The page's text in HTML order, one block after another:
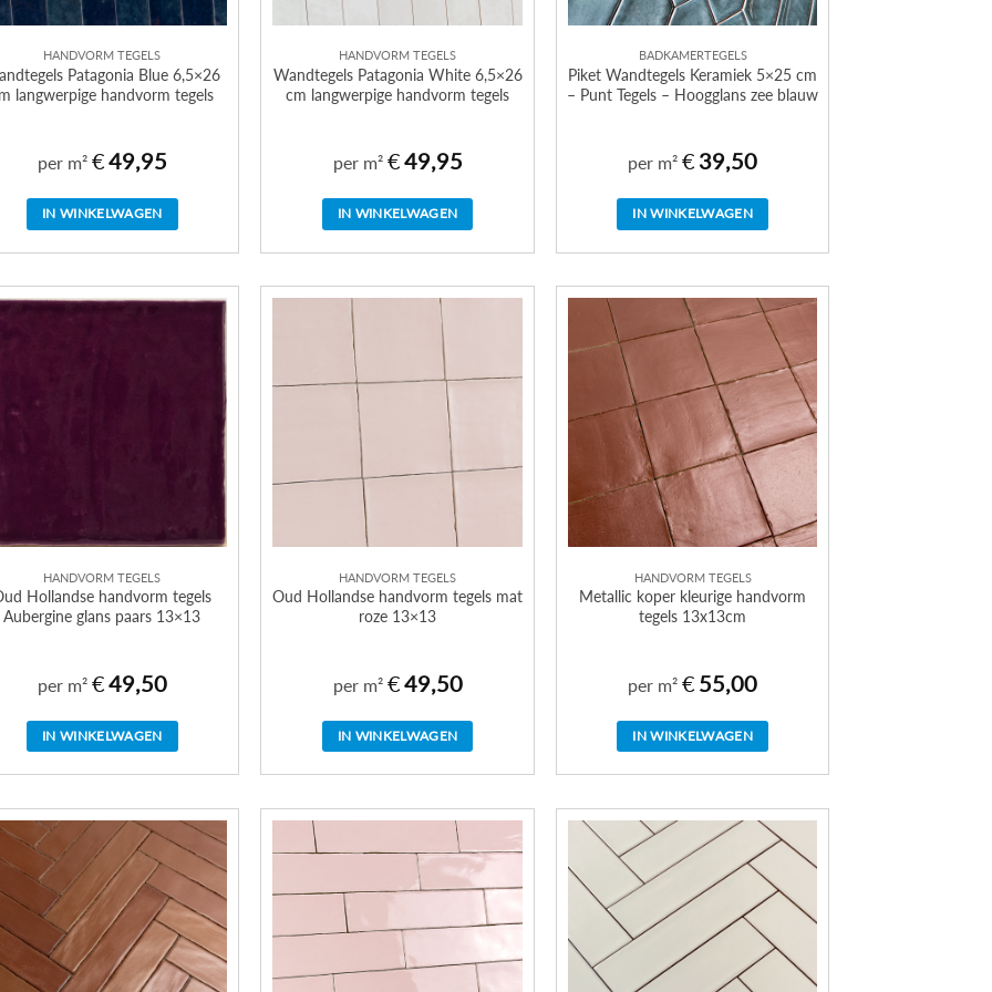
HANDVORM TEGELS
Patagonia Blue 6,5×26
langwerpige handvorm tegels
per m² €49,95
IN WINKELWAGEN
HANDVORM TEGELS
Wandtegels Patagonia White 6,5×26
cm langwerpige handvorm tegels
per m² €49,95
IN WINKELWAGEN
BADKAMERTEGELS
Piket Wandtegels Keramiek 5×25 cm
– Punt Tegels – Hoogglans zee blauw
per m²€ 39,50
IN WINKELWAGEN
HANDVORM TEGELS
Hollandse handvorm tegels
Aubergine glans paars 13×13
per m² €49,50
IN WINKELWAGEN
HANDVORM TEGELS
Oud Hollandse handvorm tegels mat
roze 13×13
per m² €49,50
IN WINKELWAGEN
HANDVORM TEGELS
Metallic koper kleurige handvorm
tegels 13x13cm
per m²€ 55,00
IN WINKELWAGEN